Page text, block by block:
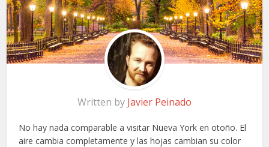
Written by Javier Peinado
No hay nada comparable a visitar Nueva York en otoño. El
aire cambia completamente y las hojas cambian su color